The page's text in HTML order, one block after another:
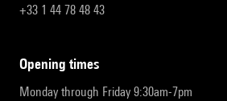
+33 1 44 78 48 43
opening times
Monday through Friday 9:30am-7pm